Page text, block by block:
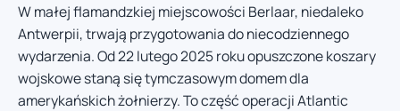
W małej flamandzkiej miejscowości Berlaar, niedaleko
Antwerpii, trwają przygotowania do niecodziennego
wydarzenia. Od 22 lutego 2025 roku opuszczone koszary
wojskowe staną się tymczasowym domem dla
amerykańskich żołnierzy. To część operacji Atlantic